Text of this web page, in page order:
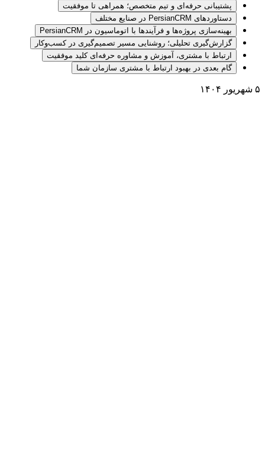
پشتیبانی حرفه‌ای و تیم متخصص؛ همراهی تا موفقیت
دستاوردهای PersianCRM در صنایع مختلف
بهینه‌سازی پروژه‌ها و فرآیندها با اتوماسیون در PersianCRM
گزارش‌گیری تحلیلی؛ روشنایی مسیر تصمیم‌گیری در کسب‌وکار
ارتباط با مشتری، آموزش و مشاوره حرفه‌ای کلید موفقیت
گام بعدی در بهبود ارتباط با مشتری سازمان شما
۵ شهریور ۱۴۰۴